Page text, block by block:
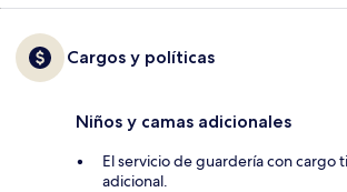
Cargos y políticas
Niños y camas adicionales
El servicio de guardería con cargo
adicional.